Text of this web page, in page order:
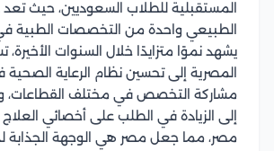
المستقبلية للطلاب السعوديين، حيث تعد
الطبيعي واحدة من التخصصات الطبية
يشهد نموًا متزايدًا خلال السنوات
المصرية إلى تحسين نظام الرعاية الصحية
مشاركة التخصص في مختلف القطاعات،
إلى الزيادة في الطلب على أخصائي
مصر، مما جعل مصر هي الوجهة الجذابة